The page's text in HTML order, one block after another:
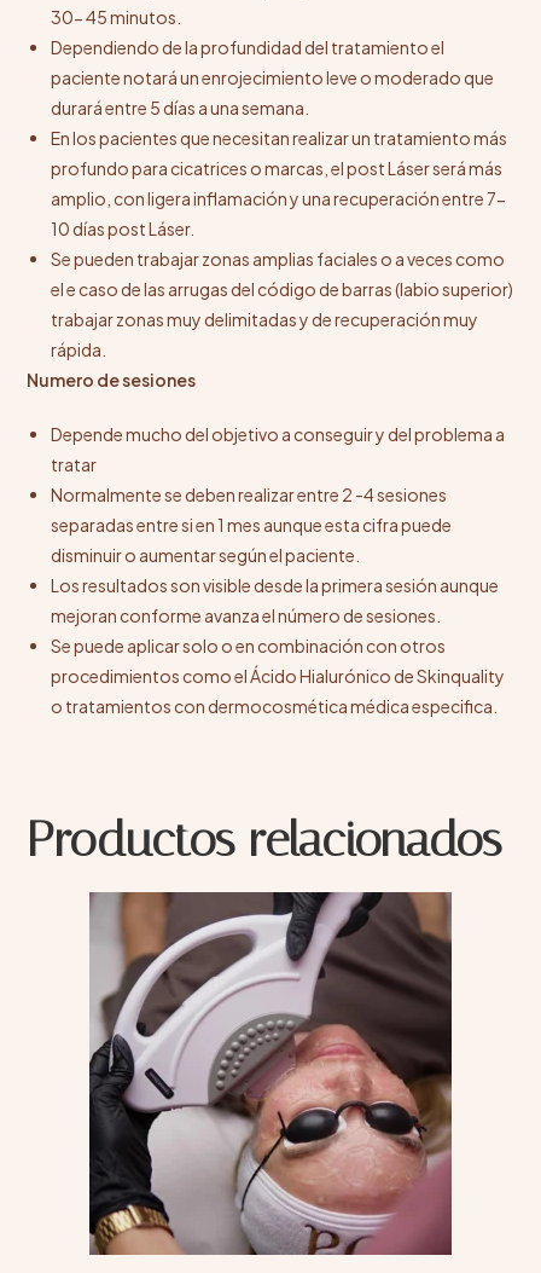
30- 45 minutos.
Dependiendo de la profundidad del tratamiento el
paciente notará un enrojecimiento leve o moderado que
durará entre 5 días a una semana.
En los pacientes que necesitan realizar un tratamiento más
profundo para cicatrices o marcas, el post Láser será más
amplio, con ligera inflamación y una recuperación entre 7-
10 días post Láser.
Se pueden trabajar zonas amplias faciales o a veces como
el e caso de las arrugas del código de barras (labio superior)
trabajar zonas muy delimitadas y de recuperación muy
rápida.
Numero de sesiones
Depende mucho del objetivo a conseguir y del problema a
tratar
Normalmente se deben realizar entre 2 -4 sesiones
separadas entre si en 1 mes aunque esta cifra puede
disminuir o aumentar según el paciente.
Los resultados son visible desde la primera sesión aunque
mejoran conforme avanza el número de sesiones.
Se puede aplicar solo o en combinación con otros
procedimientos como el Ácido Hialurónico de Skinquality
o tratamientos con dermocosmética médica especifica.
Productos relacionados